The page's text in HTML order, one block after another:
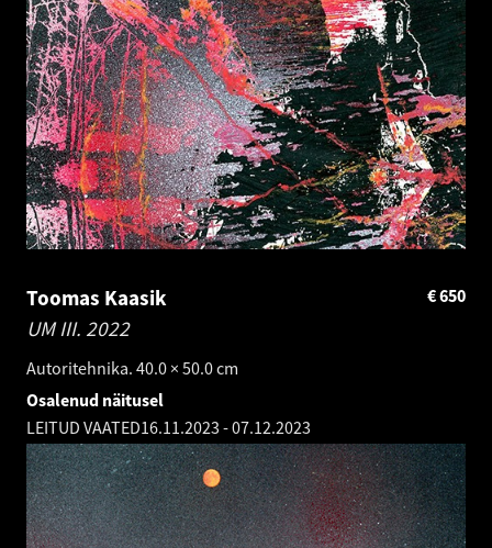
Toomas Kaasik
UM III. 2022
Autoritehnika. 40.0 × 50.0 cm
650
€
Osalenud näitusel
LEITUD VAATED16.11.2023 -07.12.2023